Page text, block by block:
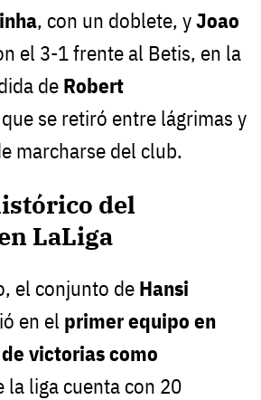
, con un doblete, yJoao
el 3-1 frente al Betis, en la
de Robert
se retiró entre lágrimas y
marcharse del club.
del
LaLiga
el conjunto de Hansi
en el primer equipo en
victorias como
la liga cuenta con 20